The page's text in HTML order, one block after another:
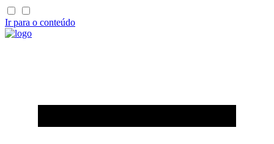
Ir para o conteúdo